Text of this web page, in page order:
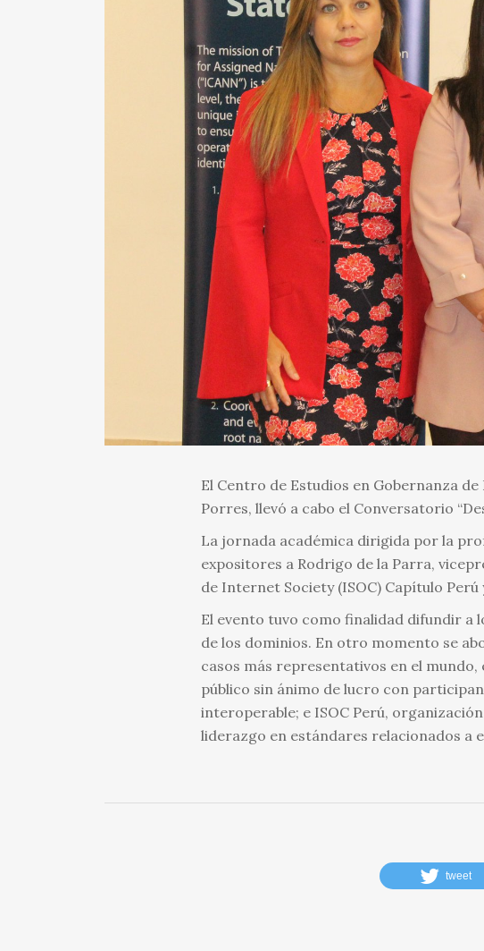
El Centro de Estudios en Gobernanza
Porres, llevó a cabo el Conversatorio
La jornada académica dirigida por la
expositores a Rodrigo de la Parra,
de Internet Society (ISOC) Capítulo
El evento tuvo como finalidad difundir a
de los dominios. En otro momento se
casos más representativos en el
público sin ánimo de lucro con
interoperable; e ISOC Perú,
liderazgo en estándares relacionados a
tweet